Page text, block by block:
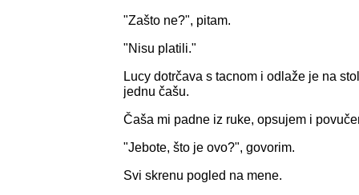
"Zašto ne?", pitam.
"Nisu platili."
Lucy dotrčava s tacnom i odlaže je na
jednu čašu.
Čaša mi padne iz ruke, opsujem i
"Jebote, što je ovo?", govorim.
Svi skrenu pogled na mene.